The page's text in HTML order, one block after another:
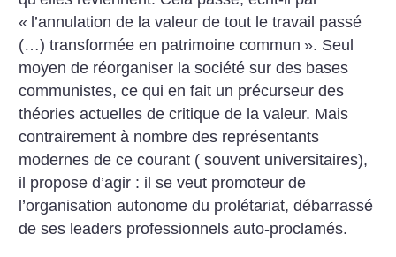
« l’annulation de la valeur de tout le travail passé
(…) transformée en patrimoine commun ». Seul
moyen de réorganiser la société sur des bases
communistes, ce qui en fait un précurseur des
théories actuelles de critique de la valeur. Mais
contrairement à nombre des représentants
modernes de ce courant ( souvent universitaires),
il propose d’agir : il se veut promoteur de
l’organisation autonome du prolétariat, débarrassé
de ses leaders professionnels auto-proclamés.